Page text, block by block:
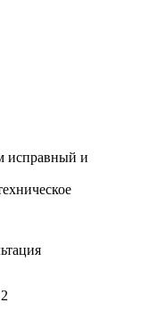
исправный и